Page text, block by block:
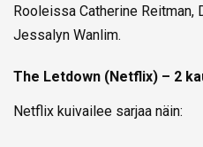
Rooleissa Catherine Reitman,
Jessalyn Wanlim.
The Letdown (Netflix) – 2
Netflix kuivailee sarjaa näin: